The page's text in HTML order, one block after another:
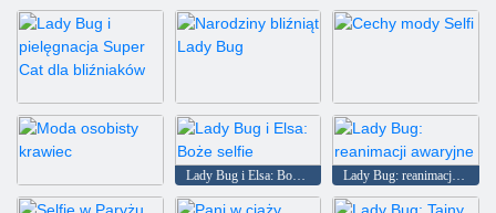
Lady Bug i Super Cat: Konstruktor
Super bohaterka: Nowa Era
Lady Bug i pielęgnacja Super Cat dla bliźniaków Narodziny bliźniąt Lady Bug Cechy mody Selfi
Moda osobisty krawiec
Lady Bug i Elsa: Boże selfie Lady Bug: reanimacji awaryjne